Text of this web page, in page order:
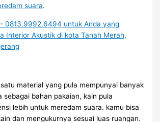
suara.
material yang pula mempunyai banyak
sebagai bahan pakaian, kain pula
lebih untuk meredam suara. kamu bisa
dan mengukurnya sesuai luas ruangan.